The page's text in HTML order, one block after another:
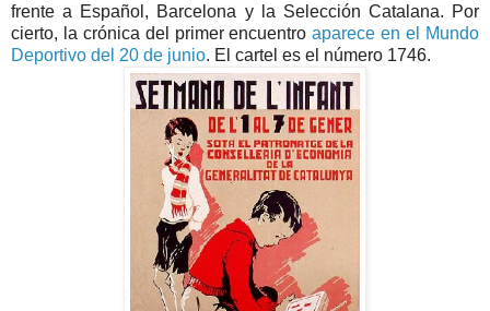
frente a Español, Barcelona y la Selección Catalana. Por
cierto, la crónica del primer encuentroaparece en el Mundo
Deportivo del 20 de junio. El cartel es el número 1746.